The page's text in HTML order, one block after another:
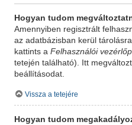
Hogyan tudom
Amennyiben regisztrált
az adatbázisban kerül
kattints aFelhasználói
tetején található). Itt
beállításodat.
Vissza a tetejére
Hogyan tudom